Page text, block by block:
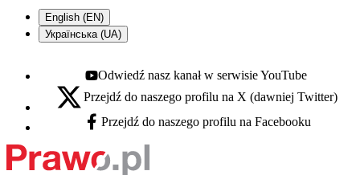
English (EN)
Українська (UA)
Youtube - otwiera się w nowej karcie
Odwiedź nasz kanał w serwisie YouTube
X - otwiera się w nowej karcie
Przejdź do naszego profilu na X (dawniej Twitter)
Facebook - otwiera się w nowej karcie
Przejdź do naszego profilu na Facebooku